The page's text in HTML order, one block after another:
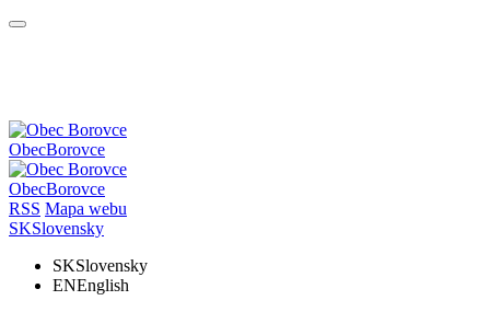
ObecBorovce
ObecBorovce
RSS Mapa webu
SKSlovensky
SKSlovensky
ENEnglish